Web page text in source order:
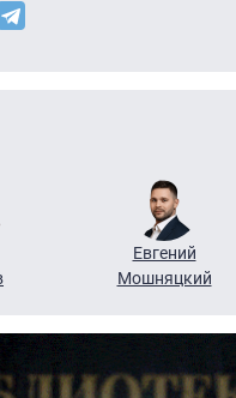
Евгений
Мошняцкий